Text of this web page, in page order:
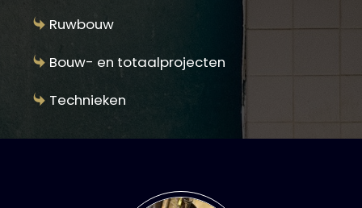
Ruwbouw
Bouw- en totaalprojecten
Technieken